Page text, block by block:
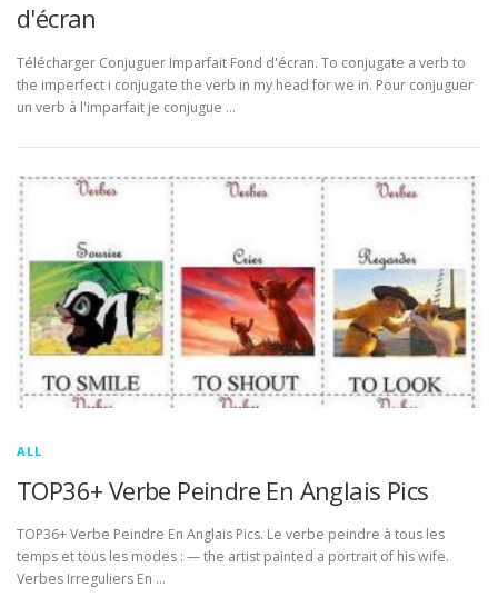
d'écran
Télécharger Conjuguer Imparfait Fond d'écran. To conjugate a verb to
the imperfect i conjugate the verb in my head for we in. Pour conjuguer
un verb à l'imparfait je conjugue …
ALL
TOP36+ Verbe Peindre En Anglais Pics
TOP36+ Verbe Peindre En Anglais Pics. Le verbe peindre à tous les
temps et tous les modes : — the artist painted a portrait of his wife.
Verbes Irreguliers En …